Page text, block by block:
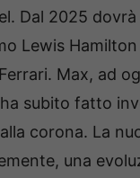
Dal 2025
Lewis
Max, ad
subito fatto
corona. La
una